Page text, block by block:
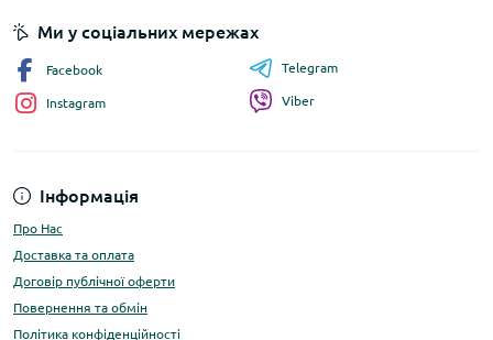
Інформація
Про Нас
Доставка та оплата
Договір публічної оферти
Повернення та обмін
Політика конфіденційності
Ми у соціальних мережах
Facebook
Instagram
Telegram
Viber